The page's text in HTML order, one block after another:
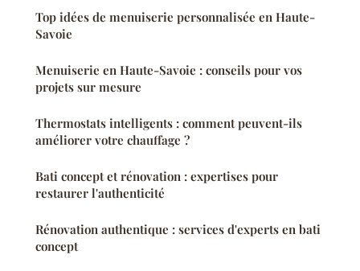
Top idées de menuiserie personnalisée en Haute-
Savoie
Menuiserie en Haute-Savoie : conseils pour vos
projets sur mesure
Thermostats intelligents : comment peuvent-ils
améliorer votre chauffage ?
Bati concept et rénovation : expertises pour
restaurer l'authenticité
Rénovation authentique : services d'experts en bati
concept